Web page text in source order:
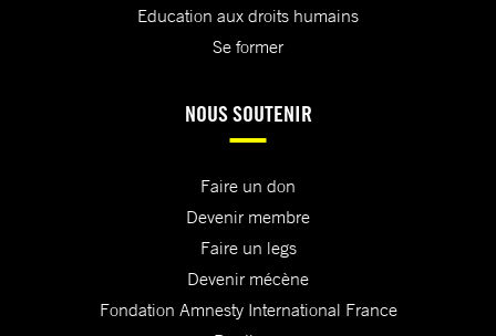
Education aux droits humains
Se former
NOUS SOUTENIR
Faire un don
Devenir membre
Faire un legs
Devenir mécène
Fondation Amnesty International France